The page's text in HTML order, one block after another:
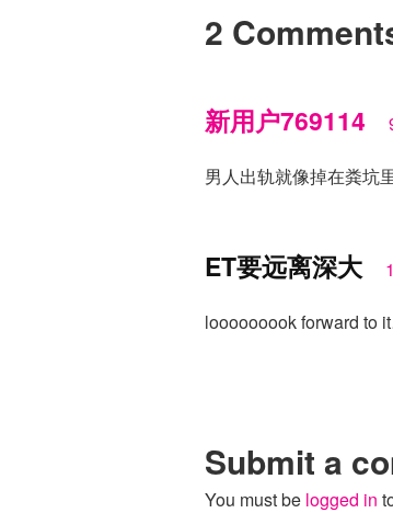
2
新用户769114
男人出轨就像掉在粪坑
ET要远离深大
looooooook forward
Submit a
You must be logged in